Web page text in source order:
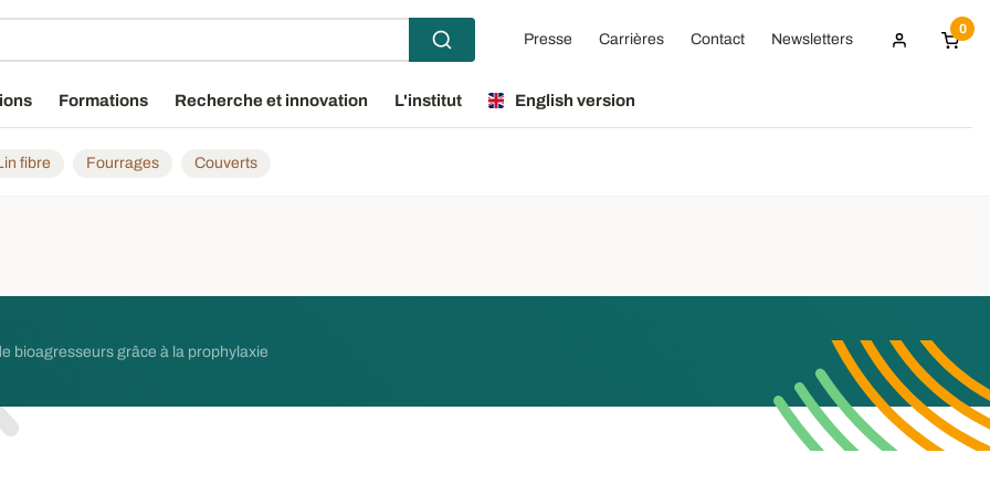
Presse Carrières Contact Newsletters
0
Formations Recherche et innovation L'institut English version
fibre Fourrages Couverts
bioagresseurs grâce à la prophylaxie